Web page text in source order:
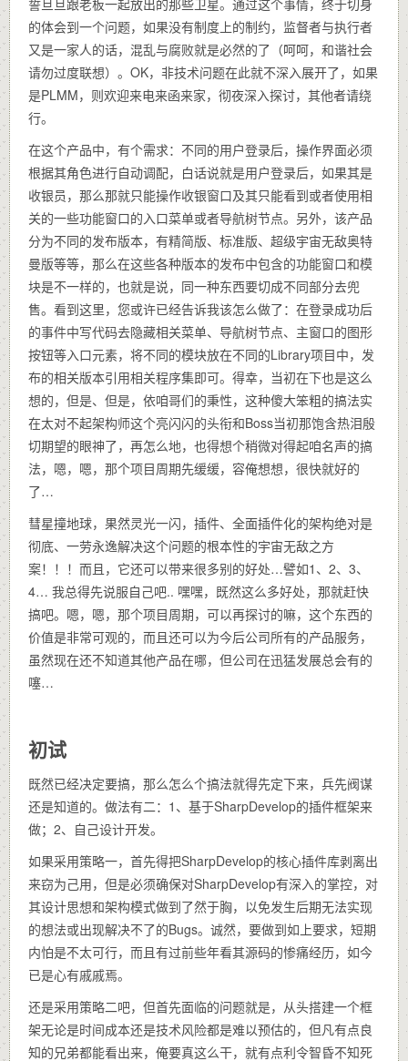
的体会到一个问题，如果没有制度上的制约，监督者与执行者
又是一家人的话，混乱与腐败就是必然的了（呵呵，和谐社会
请勿过度联想）。OK，非技术问题在此就不深入展开了，如果
是PLMM，则欢迎来电来函来家，彻夜深入探讨，其他者请绕
行。
在这个产品中，有个需求：不同的用户登录后，操作界面必须
根据其角色进行自动调配，白话说就是用户登录后，如果其是
收银员，那么那就只能操作收银窗口及其只能看到或者使用相
关的一些功能窗口的入口菜单或者导航树节点。另外，该产品
分为不同的发布版本，有精简版、标准版、超级宇宙无敌奥特
曼版等等，那么在这些各种版本的发布中包含的功能窗口和模
块是不一样的，也就是说，同一种东西要切成不同部分去兜
售。看到这里，您或许已经告诉我该怎么做了：在登录成功后
的事件中写代码去隐藏相关菜单、导航树节点、主窗口的图形
按钮等入口元素，将不同的模块放在不同的Library项目中，发
布的相关版本引用相关程序集即可。得幸，当初在下也是这么
想的，但是、但是，依咱哥们的秉性，这种傻大笨粗的搞法实
在太对不起架构师这个亮闪闪的头衔和Boss当初那饱含热泪殷
切期望的眼神了，再怎么地，也得想个稍微对得起咱名声的搞
法，嗯，嗯，那个项目周期先缓缓，容俺想想，很快就好的
了…
彗星撞地球，果然灵光一闪，插件、全面插件化的架构绝对是
彻底、一劳永逸解决这个问题的根本性的宇宙无敌之方
案！！！而且，它还可以带来很多别的好处…譬如1、2、3、
4… 我总得先说服自己吧.. 嘿嘿，既然这么多好处，那就赶快
搞吧。嗯，嗯，那个项目周期，可以再探讨的嘛，这个东西的
价值是非常可观的，而且还可以为今后公司所有的产品服务，
虽然现在还不知道其他产品在哪，但公司在迅猛发展总会有的
噻…
初试
既然已经决定要搞，那么怎么个搞法就得先定下来，兵先阀谋
还是知道的。做法有二：1、基于SharpDevelop的插件框架来
做；2、自己设计开发。
如果采用策略一，首先得把SharpDevelop的核心插件库剥离出
来窃为己用，但是必须确保对SharpDevelop有深入的掌控，对
其设计思想和架构模式做到了然于胸，以免发生后期无法实现
的想法或出现解决不了的Bugs。诚然，要做到如上要求，短期
内怕是不太可行，而且有过前些年看其源码的惨痛经历，如今
已是心有戚戚焉。
还是采用策略二吧，但首先面临的问题就是，从头搭建一个框
架无论是时间成本还是技术风险都是难以预估的，但凡有点良
知的兄弟都能看出来，俺要真这么干，就有点利令智昏不知死